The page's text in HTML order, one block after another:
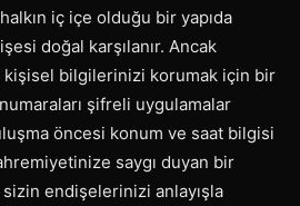
iç içe olduğu bir yapıda
doğal karşılanır. Ancak
bilgilerinizi korumak için bir
şifreli uygulamalar
öncesi konum ve saat bilgisi
saygı duyan bir
endişelerinizi anlayışla